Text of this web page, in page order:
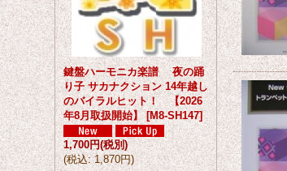
鍵盤ハーモニカ楽譜 夜の踊
り子 サカナクション 14年越し
のバイラルヒット！ 【2026
年8月取扱開始】 [M8-SH147]
1,700円(税別)
(税込: 1,870円)